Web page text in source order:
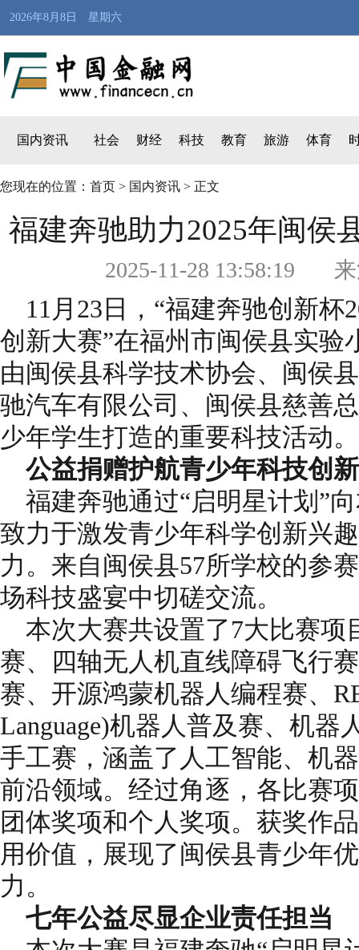
2026年8月8日 星期六
国内资讯 社会 财经 科技 教育 旅游 体育
您现在的位置： 首页 > 国内资讯 > 正文
福建奔驰助力2025年闽侯
2025-11-28
11月23日，“福建奔驰创新杯
创新大赛”在福州市闽侯县实验
由闽侯县科学技术协会、闽侯
驰汽车有限公司、闽侯县慈善
少年学生打造的重要科技活动。
公益捐赠护航青少年科技创新
福建奔驰通过“启明星计划”
致力于激发青少年科学创新兴
力。来自闽侯县57所学校的参
场科技盛宴中切磋交流。
本次大赛共设置了7大比赛项
赛、四轴无人机直线障碍飞行
赛、开源鸿蒙机器人编程赛、
Language)机器人普及赛、机器
手工赛，涵盖了人工智能、机
前沿领域。经过角逐，各比赛
团体奖项和个人奖项。获奖作
用价值，展现了闽侯县青少年
力。
七年公益尽显企业责任担当